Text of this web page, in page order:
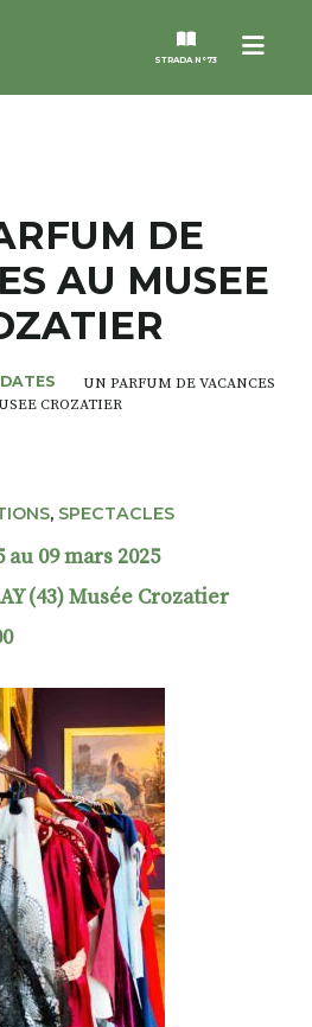
Menu
STRADA N°73
INSTAGRAM
LINKEDINYOUTUBE
DE
AU MUSEE
UN PARFUM DE VACANCES
CROZATIER
, SPECTACLES
09 mars 2025
(43) Musée Crozatier